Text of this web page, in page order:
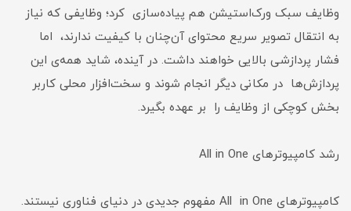
وظایف سبک ورک‌استیشن هم پیاده‌سازی کرد؛ وظایفی که نیاز
به انتقال تصویر سریع محتوای آن‌چنان با کیفیت ندارند، اما
فشار پردازشی بالایی خواهند داشت. در آینده، شاید همه‌ی این
پردازش‌ها در مکانی دیگر انجام شوند و سخت‌افزار محلی کاربر
بخش کوچکی از وظایف را بر عهده بگیرد.
رشد کامپیوترهای All in One
کامپیوترهای All in One مفهوم جدیدی در دنیای فناوری نیستند.